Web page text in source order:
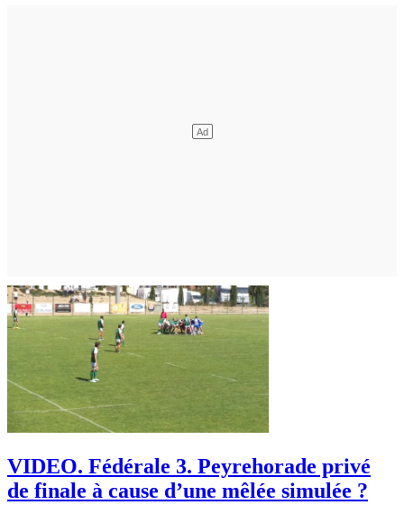
VIDEO. Fédérale 3. Peyrehorade privé
de finale à cause d’une mêlée simulée ?